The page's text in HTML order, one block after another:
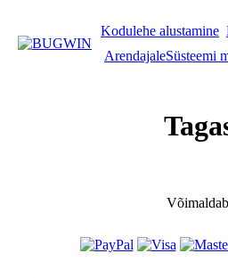
Kodulehe alustamine
ArendajaleSüsteemi